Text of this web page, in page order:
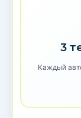
3
Каждый